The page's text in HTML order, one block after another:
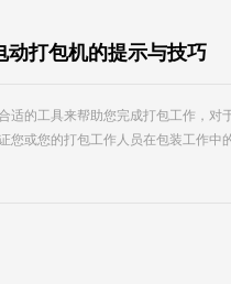
动打包机的提示与技巧
适的工具来帮助您完成打包工作，
您或您的打包工作人员在包装工作